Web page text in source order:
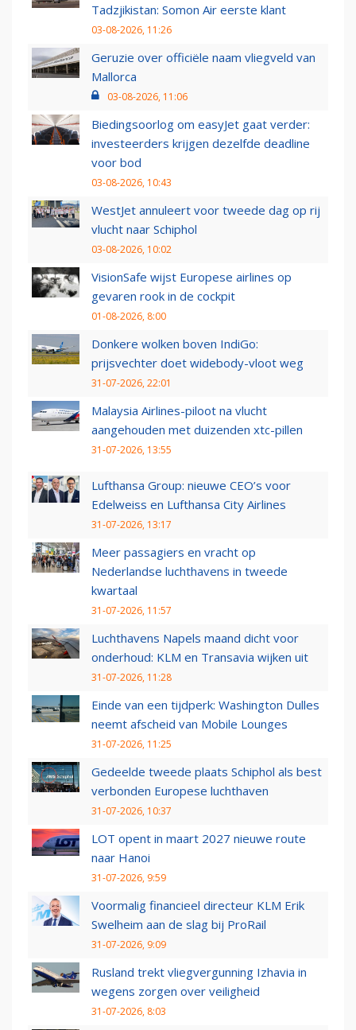
Tadzjikistan: Somon Air eerste klant
03-08-2026, 11:26
Geruzie over officiële naam vliegveld van
Mallorca
03-08-2026, 11:06
Biedingsoorlog om easyJet gaat verder:
investeerders krijgen dezelfde deadline
voor bod
03-08-2026, 10:43
WestJet annuleert voor tweede dag op rij
vlucht naar Schiphol
03-08-2026, 10:02
VisionSafe wijst Europese airlines op
gevaren rook in de cockpit
01-08-2026, 8:00
Donkere wolken boven IndiGo:
prijsvechter doet widebody-vloot weg
31-07-2026, 22:01
Malaysia Airlines-piloot na vlucht
aangehouden met duizenden xtc-pillen
31-07-2026, 13:55
Lufthansa Group: nieuwe CEO’s voor
Edelweiss en Lufthansa City Airlines
31-07-2026, 13:17
Meer passagiers en vracht op
Nederlandse luchthavens in tweede
kwartaal
31-07-2026, 11:57
Luchthavens Napels maand dicht voor
onderhoud: KLM en Transavia wijken uit
31-07-2026, 11:28
Einde van een tijdperk: Washington Dulles
neemt afscheid van Mobile Lounges
31-07-2026, 11:25
Gedeelde tweede plaats Schiphol als best
verbonden Europese luchthaven
31-07-2026, 10:37
LOT opent in maart 2027 nieuwe route
naar Hanoi
31-07-2026, 9:59
Voormalig financieel directeur KLM Erik
Swelheim aan de slag bij ProRail
31-07-2026, 9:09
Rusland trekt vliegvergunning Izhavia in
wegens zorgen over veiligheid
31-07-2026, 8:03